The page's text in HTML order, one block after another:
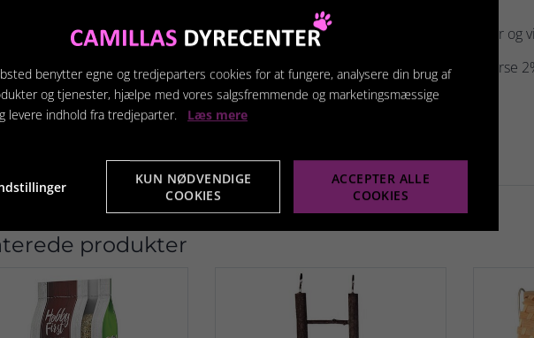
indeholdernødvendige æggehvidestoffer, kulhydrater, fedt, mineraler og
Senegal hirse 30%, gul hirse 24%, kanariefrø 16%, algier hirse 6%, rød hirse
tørt og køligt, gerne i en foderspand så undgår man der går dyr i det.
produkter
benytter egne og tredjeparters cookies for at fungere, analysere din brug af
og tjenester, hjælpe med vores salgsfremmende og marketingsmæssige
levere indhold fra tredjeparter. Læs mere
KUN NØDVENDIGE
COOKIES
ACCEPTER ALLE
COOKIES